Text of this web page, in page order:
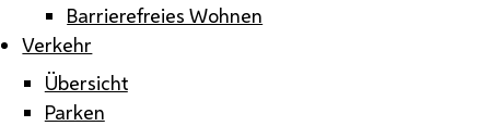
Barrierefreies Wohnen
Verkehr
Übersicht
Parken